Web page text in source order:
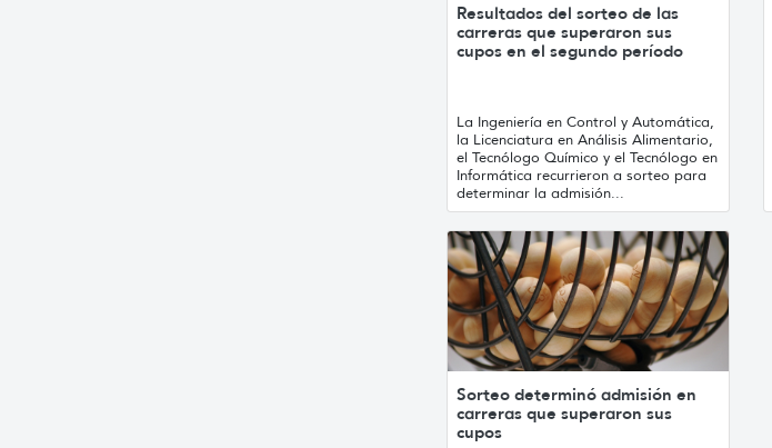
Resultados del sorteo de las
carreras que superaron sus
cupos en el segundo período
La Ingeniería en Control y Automática,
la Licenciatura en Análisis Alimentario,
el Tecnólogo Químico y el Tecnólogo en
Informática recurrieron a sorteo para
determinar la admisión...
Sorteo determinó admisión en
carreras que superaron sus
cupos